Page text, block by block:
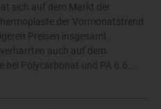
sich auf dem Markt der
der Vormonatstrend
Preisen insgesamt
auch auf dem
Polycarbonat und PA 6.6...